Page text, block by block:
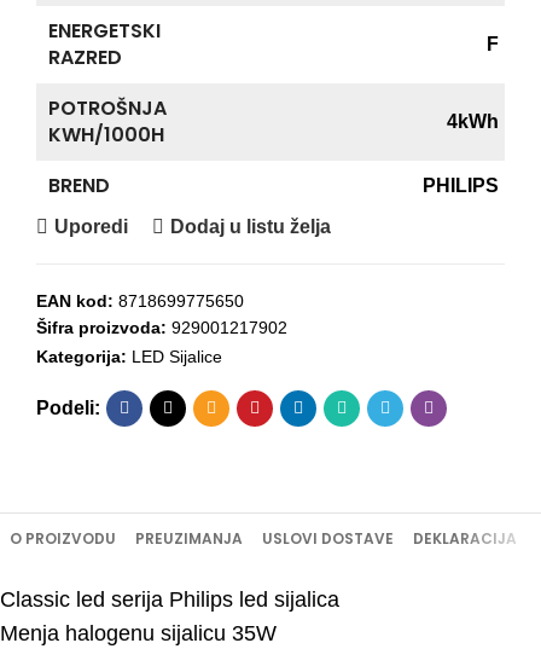
ENERGETSKI
RAZRED
F
POTROŠNJA
KWH/1000H
4kWh
BREND
PHILIPS
Uporedi
Dodaj u listu želja
EAN kod: 8718699775650
Šifra proizvoda: 929001217902
Kategorija: LED Sijalice
Podeli:
O PROIZVODU PREUZIMANJA USLOVI DOSTAVE DEKLARACIJA
Classic led serija Philips led sijalica
Menja halogenu sijalicu 35W